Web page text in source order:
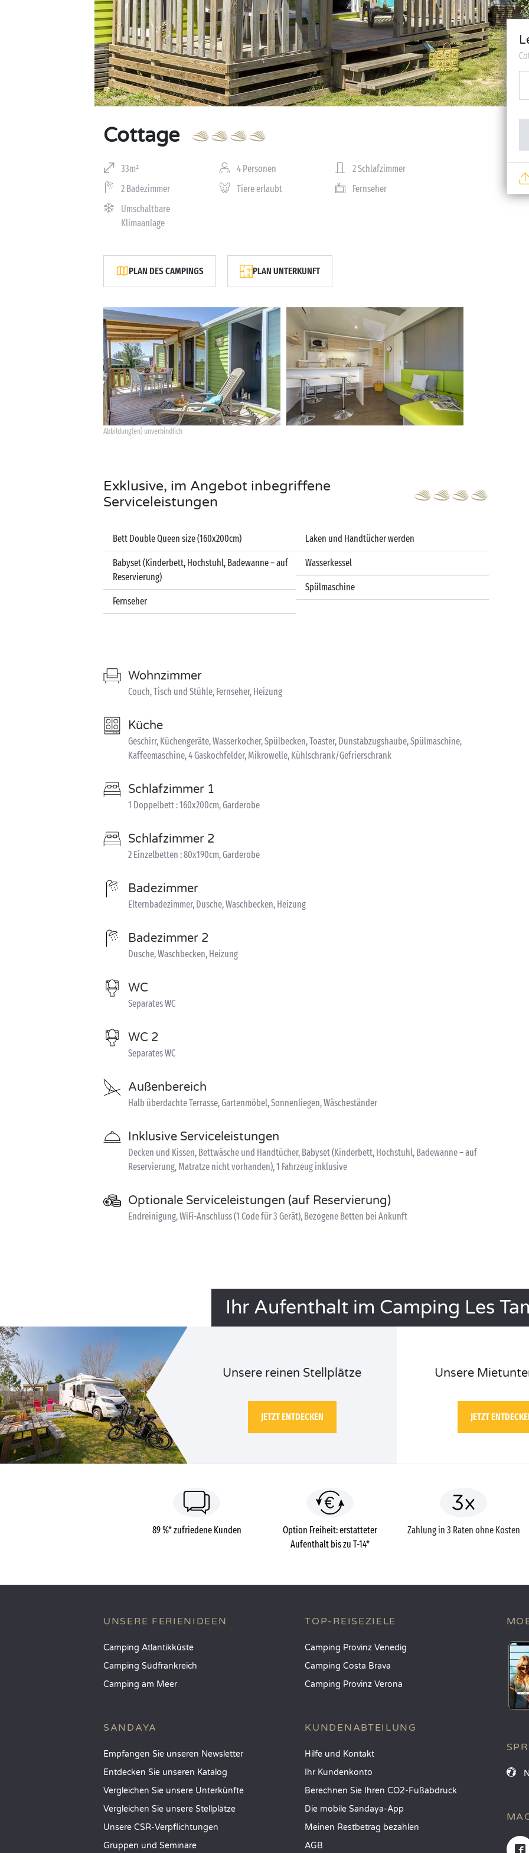
Cottage
33m² 4 Personen
2 Schlafzimmer
2 Badezimmer
Tiere erlaubt
Fernseher
Umschaltbare
Klimaanlage
PLAN DES CAMPINGS PLAN UNTERKUNFT
Abbildung(en) unverbindlich
Exklusive, im Angebot inbegriffene
Serviceleistungen
Bett Double Queen size (160x200cm)
Babyset (Kinderbett, Hochstuhl, Badewanne – auf
Reservierung)
Fernseher
Laken und Handtücher werden
Wasserkessel
Spülmaschine
Wohnzimmer
Couch, Tisch und Stühle, Fernseher, Heizung
Küche
Geschirr, Küchengeräte, Wasserkocher, Spülbecken, Toaster, Dunstabzugshaube, Spülmaschine,
Kaffeemaschine, 4 Gaskochfelder, Mikrowelle, Kühlschrank/Gefrierschrank
Schlafzimmer 1
1 Doppelbett : 160x200cm, Garderobe
Schlafzimmer 2
2 Einzelbetten : 80x190cm, Garderobe
Badezimmer
Elternbadezimmer, Dusche, Waschbecken, Heizung
Badezimmer 2
Dusche, Waschbecken, Heizung
WC
Separates WC
WC 2
Separates WC
Außenbereich
Halb überdachte Terrasse, Gartenmöbel, Sonnenliegen, Wäscheständer
Inklusive Serviceleistungen
Decken und Kissen, Bettwäsche und Handtücher, Babyset (Kinderbett, Hochstuhl, Badewanne – auf
Reservierung, Matratze nicht vorhanden), 1 Fahrzeug inklusive
Optionale Serviceleistungen (auf Reservierung)
Endreinigung, WiFi-Anschluss (1 Code für 3 Gerät), Bezogene Betten bei Ankunft
Ihr Aufenthalt im Camping Les
Unsere reinen Stellplätze
JETZT ENTDECKEN
Unsere
JETZT
89 %* zufriedene Kunden
Option Freiheit: erstatteter
Aufenthalt bis zu T-14*
Zahlung in 3 Raten ohne Kosten
UNSERE FERIENIDEEN
Camping Atlantikküste
Camping Südfrankreich
Camping am Meer
SANDAYA
Empfangen Sie unseren Newsletter
Entdecken Sie unseren Katalog
Vergleichen Sie unsere Unterkünfte
Vergleichen Sie unsere Stellplätze
Unsere CSR-Verpflichtungen
Gruppen und Seminare
TOP-REISEZIELE
Camping Provinz Venedig
Camping Costa Brava
Camping Provinz Verona
KUNDENABTEILUNG
Hilfe und Kontakt
Ihr Kundenkonto
Berechnen Sie Ihren CO2-Fußabdruck
Die mobile Sandaya-App
Meinen Restbetrag bezahlen
AGB